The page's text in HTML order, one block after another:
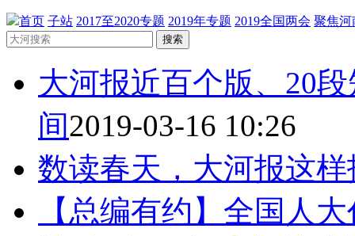
首页 子站 2017至2020专题 2019年专题 2019全国两会 聚焦河
搜索
大河报近百个版、20
间2019-03-16 10:26
数读春天，大河报这
【总编有约】全国人